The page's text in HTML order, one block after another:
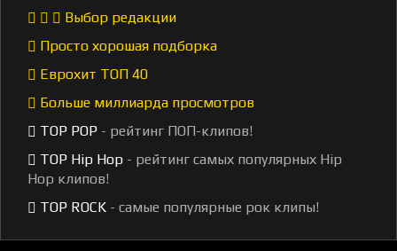
Выбор редакции
Просто хорошая подборка
Еврохит ТОП 40
Больше миллиарда просмотров
TOP POP - рейтинг ПОП-клипов!
TOP Hip Hop - рейтинг самых популярных Hip
Hop клипов!
TOP ROCK - самые популярные рок клипы!